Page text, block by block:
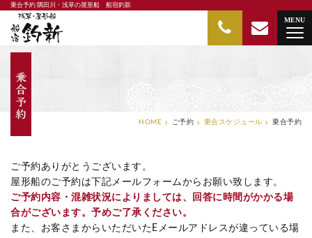
乗合予約 隅田川・浅草の屋形船 船宿釣新
MENU
隅田川・浅草の屋形船 船宿釣新
HOME ご予約 乗合スケジュール 乗合予約
ご予約ありがとうございます。
屋形船のご予約は下記メールフォームからお願い致します。
ご予約内容・混雑状況によりましては、回答に時間がかかる場
合がございます。予めご了承ください。
また、お客さまからいただいたEメールアドレスが違っている場